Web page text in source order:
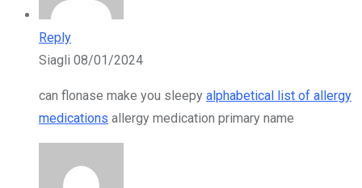
Reply
Siagli 08/01/2024
can flonase make you sleepy alphabetical list of allergy
medications allergy medication primary name